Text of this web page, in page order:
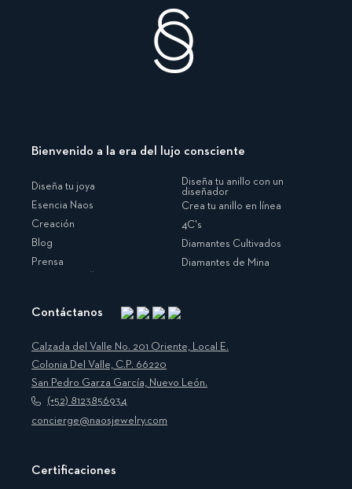
Bienvenido a la era del lujo consciente
Diseña tu joya
Esencia Naos
Creación
Blog
Prensa
Diseña tu anillo con un
diseñador
Crea tu anillo en línea
4C's
Diamantes Cultivados
Diamantes de Mina
Contáctanos
Instagram
Facebook
Translation
missing:
es.general.social.links.linkedin
Pinterest
Calzada del Valle No. 201 Oriente, Local E.
Colonia Del Valle, C.P. 66220
San Pedro Garza García, Nuevo León.
(+52) 8123856934
concierge@naosjewelry.com
Certificaciones